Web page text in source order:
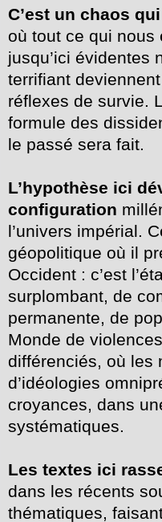
C’est un chaos
où tout ce qui nous
jusqu’ici évidentes
terrifiant
réflexes de survie.
formule des
le passé sera fait.
L’hypothèse ici
configuration
l’univers impérial.
géopolitique où il
Occident : c’est
surplombant, de
permanente, de
Monde de
différenciés, où les
d’idéologies
croyances, dans
systématiques.
Les textes ici
dans les récents
thématiques,